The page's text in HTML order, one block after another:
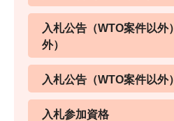
入札公告（WTO案件以外
外）
入札公告（WTO案件以外
入札参加資格